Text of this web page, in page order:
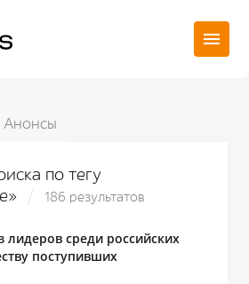
Анонсы
по тегу
186 результатов
среди российских
поступивших